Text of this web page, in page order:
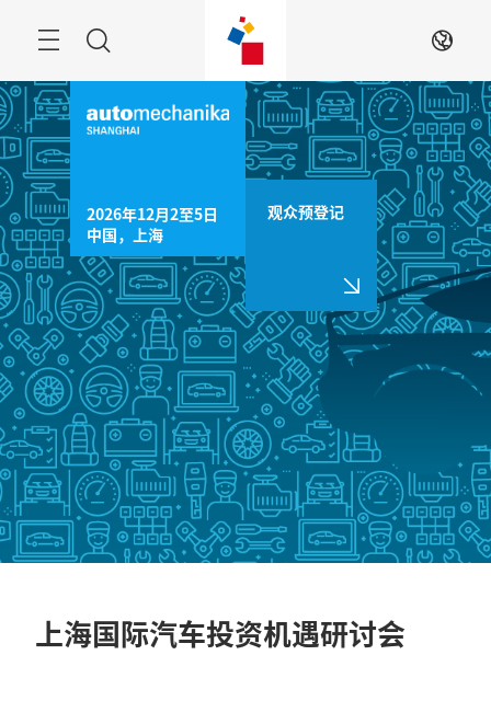
菜
单
ZH
2026年12月2至5日
中国，上海
观众预登记
上海国际汽车投资机遇研讨会